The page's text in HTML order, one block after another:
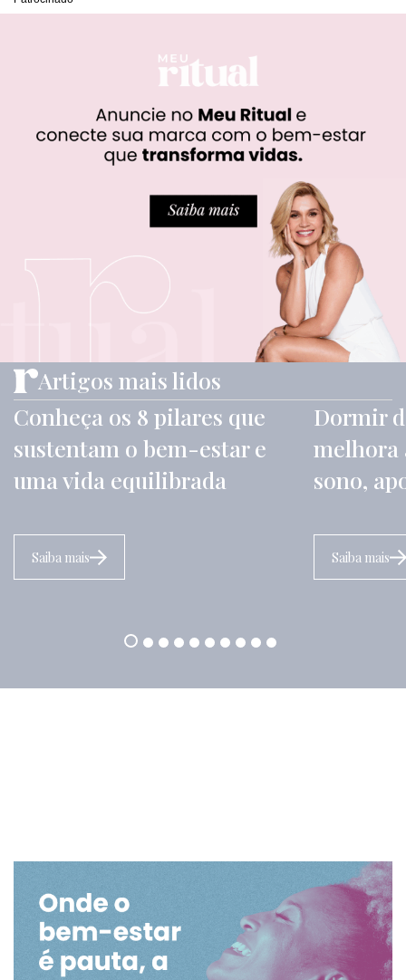
Artigos mais lidos
Conheça os 8 pilares que
sustentam o bem-estar e
uma vida equilibrada
Saiba mais
Dormir
melhora
sono,
Saiba mais